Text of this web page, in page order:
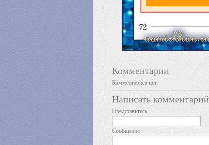
Комментарии
Комментариев нет.
Написать комментарий
Представьтесь
Сообщение